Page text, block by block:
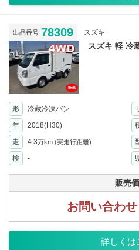
出品番号 78309 スズキ
スズキ 軽 冷
形 冷蔵冷凍バン
年
2018(H30)
走 4.3万km (実走行距離)
検
-
販売
お問い合わせ
詳しくは